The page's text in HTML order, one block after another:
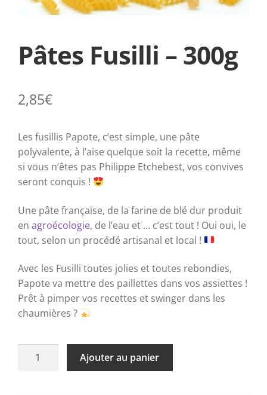
Pâtes Fusilli – 300g
2,85€
Les fusillis Papote, c’est simple, une pâte
polyvalente, à l’aise quelque soit la recette, même
si vous n’êtes pas Philippe Etchebest, vos convives
seront conquis !
Une pâte française, de la farine de blé dur produit
en agroécologie, de l’eau et … c’est tout ! Oui oui, le
tout, selon un procédé artisanal et local !
Avec les Fusilli toutes jolies et toutes rebondies,
Papote va mettre des paillettes dans vos assiettes !
Prêt à pimper vos recettes et swinger dans les
chaumières ?
Ajouter au panier